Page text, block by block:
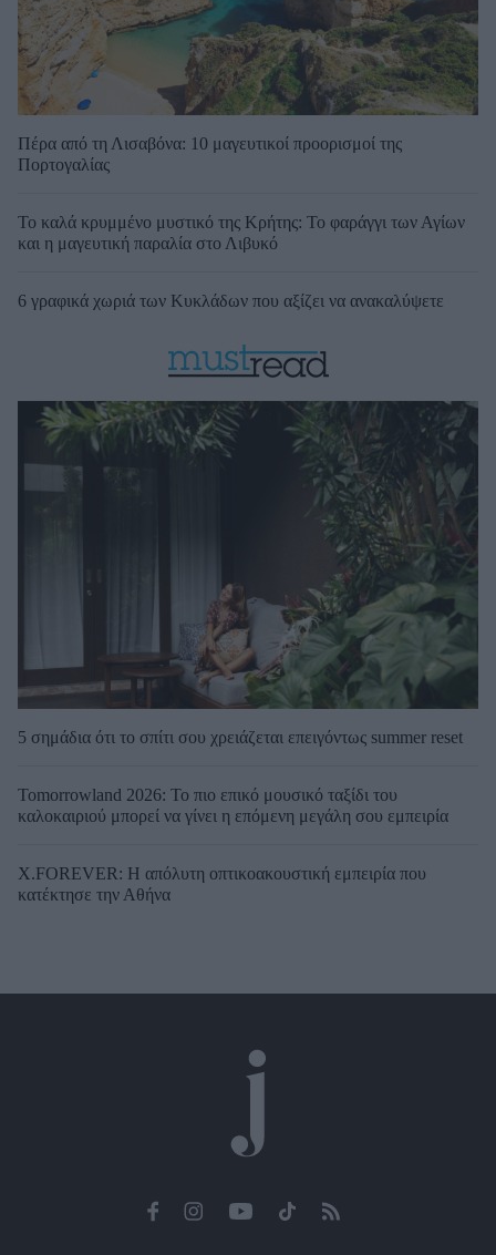
Πέρα από τη Λισαβόνα: 10 μαγευτικοί προορισμοί της
Πορτογαλίας
Το καλά κρυμμένο μυστικό της Κρήτης: Το φαράγγι των Αγίων
και η μαγευτική παραλία στο Λιβυκό
6 γραφικά χωριά των Κυκλάδων που αξίζει να ανακαλύψετε
5 σημάδια ότι το σπίτι σου χρειάζεται επειγόντως summer reset
Tomorrowland 2026: Το πιο επικό μουσικό ταξίδι του
καλοκαιριού μπορεί να γίνει η επόμενη μεγάλη σου εμπειρία
X.FOREVER: Η απόλυτη οπτικοακουστική εμπειρία που
κατέκτησε την Αθήνα